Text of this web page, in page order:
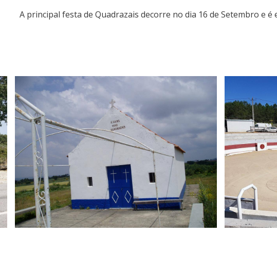
A principal festa de Quadrazais decorre no dia 16 de Setembro e é